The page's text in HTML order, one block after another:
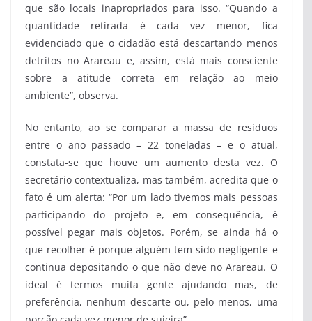
que são locais inapropriados para isso. “Quando a
quantidade retirada é cada vez menor, fica
evidenciado que o cidadão está descartando menos
detritos no Arareau e, assim, está mais consciente
sobre a atitude correta em relação ao meio
ambiente”, observa.
No entanto, ao se comparar a massa de resíduos
entre o ano passado – 22 toneladas – e o atual,
constata-se que houve um aumento desta vez. O
secretário contextualiza, mas também, acredita que o
fato é um alerta: “Por um lado tivemos mais pessoas
participando do projeto e, em consequência, é
possível pegar mais objetos. Porém, se ainda há o
que recolher é porque alguém tem sido negligente e
continua depositando o que não deve no Arareau. O
ideal é termos muita gente ajudando mas, de
preferência, nenhum descarte ou, pelo menos, uma